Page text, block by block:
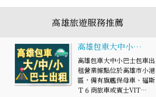
高雄旅遊服務推薦
高雄包車大中小…
高雄包車大中小巴士包車出
租營業據點位於高雄市小港
區，備有旗艦保母車、福斯
Ｔ６商旅車或賓士VIT…